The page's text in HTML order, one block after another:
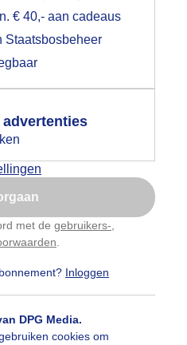
€ 40,- aan cadeaus
Staatsbosbeheer
met de gebruikers-
Inloggen
DPG Media.
cookies om
weer?
akkoord op hebt
er zo een pop-up uit
deze toestemming
wordt.
de popup
later
niet elke dag deze pop-up
aan te passen